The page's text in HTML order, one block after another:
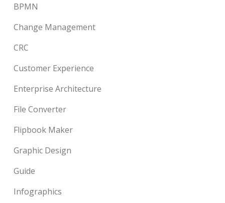
BPMN
Change Management
CRC
Customer Experience
Enterprise Architecture
File Converter
Flipbook Maker
Graphic Design
Guide
Infographics